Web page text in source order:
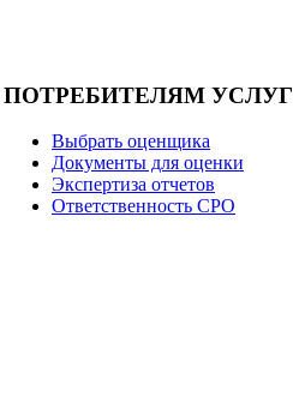
ПОТРЕБИТЕЛЯМ УСЛУГ
Выбрать оценщика
Документы для оценки
Экспертиза отчетов
Ответственность СРО